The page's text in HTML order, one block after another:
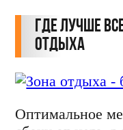
Где лучше
отдыха
Оптимальное